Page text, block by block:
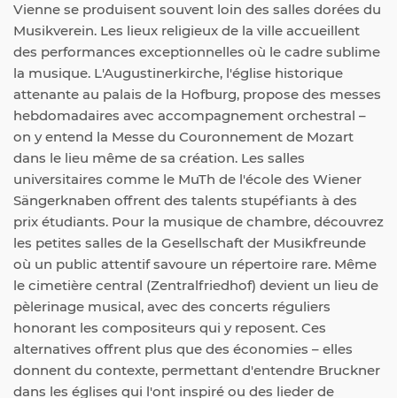
Vienne se produisent souvent loin des salles dorées du
Musikverein. Les lieux religieux de la ville accueillent
des performances exceptionnelles où le cadre sublime
la musique. L'Augustinerkirche, l'église historique
attenante au palais de la Hofburg, propose des messes
hebdomadaires avec accompagnement orchestral –
on y entend la Messe du Couronnement de Mozart
dans le lieu même de sa création. Les salles
universitaires comme le MuTh de l'école des Wiener
Sängerknaben offrent des talents stupéfiants à des
prix étudiants. Pour la musique de chambre, découvrez
les petites salles de la Gesellschaft der Musikfreunde
où un public attentif savoure un répertoire rare. Même
le cimetière central (Zentralfriedhof) devient un lieu de
pèlerinage musical, avec des concerts réguliers
honorant les compositeurs qui y reposent. Ces
alternatives offrent plus que des économies – elles
donnent du contexte, permettant d'entendre Bruckner
dans les églises qui l'ont inspiré ou des lieder de